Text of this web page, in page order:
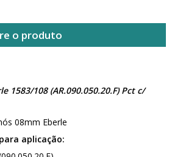
o produto
1583/108 (AR.090.050.20.F) Pct c/
08mm Eberle
aplicação: